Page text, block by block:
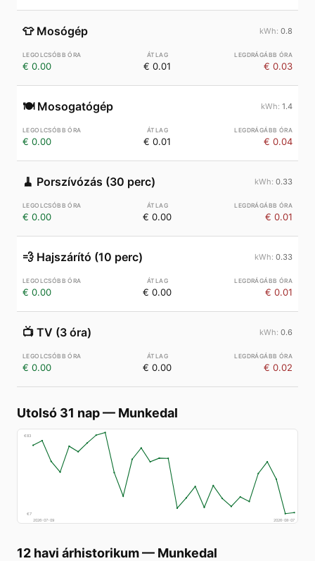
👕 Mosógép 0.8
€ 0.00 € 0.01 € 0.03
🍽️ Mosogatógép 1.4
€ 0.00 € 0.01 € 0.04
🧹 Porszívózás (30 perc) 0.33
€ 0.00 € 0.00 € 0.01
💨 Hajszárító (10 perc) 0.33
€ 0.00 € 0.00 € 0.01
📺 TV (3 óra) 0.6
€ 0.00 € 0.00 € 0.02
Utolsó 31 nap— Munkedal
€83
€7
2026-07-09
2026-08-07
12 havi árhistorikum— Munkedal